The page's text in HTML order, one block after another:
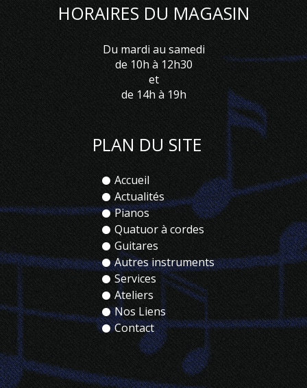
HORAIRES DU MAGASIN
Du mardi au samedi
de 10h à 12h30
et
de 14h à 19h
PLAN DU SITE
Accueil
Actualités
Pianos
Quatuor à cordes
Guitares
Autres instruments
Services
Ateliers
Nos Liens
Contact